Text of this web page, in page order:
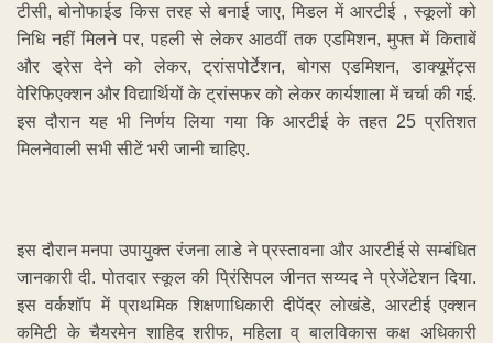
टीसी, बोनोफाईड किस तरह से बनाई जाए, मिडल में आरटीई , स्कूलों को
निधि नहीं मिलने पर, पहली से लेकर आठवीं तक एडमिशन, मुफ्त में किताबें
और ड्रेस देने को लेकर, ट्रांसपोर्टेशन, बोगस एडमिशन, डाक्यूमेंट्स
वेरिफिएक्शन और विद्यार्थियों के ट्रांसफर को लेकर कार्यशाला में चर्चा की गई.
इस दौरान यह भी निर्णय लिया गया कि आरटीई के तहत 25 प्रतिशत
मिलनेवाली सभी सीटें भरी जानी चाहिए.
इस दौरान मनपा उपायुक्त रंजना लाडे ने प्रस्तावना और आरटीई से सम्बंधित
जानकारी दी. पोतदार स्कूल की प्रिंसिपल जीनत सय्यद ने प्रेजेंटेशन दिया.
इस वर्कशॉप में प्राथमिक शिक्षणाधिकारी दीपेंद्र लोखंडे, आरटीई एक्शन
कमिटी के चैयरमेन शाहिद शरीफ, महिला व् बालविकास कक्ष अधिकारी